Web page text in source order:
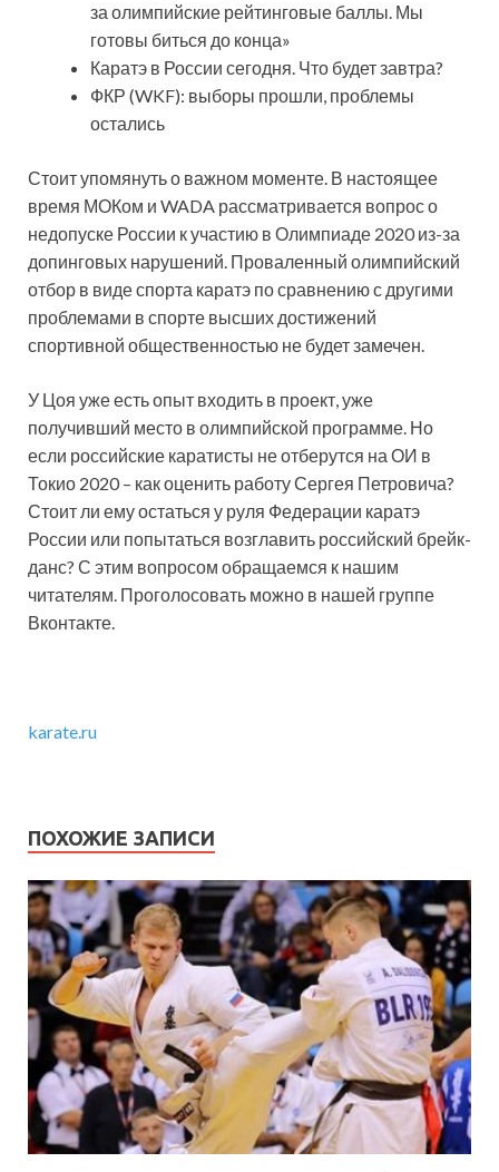
за олимпийские рейтинговые баллы. Мы
готовы биться до конца»
Каратэ в России сегодня. Что будет завтра?
ФКР (WKF): выборы прошли, проблемы
остались
Стоит упомянуть о важном моменте. В настоящее
время МОКом и WADA рассматривается вопрос о
недопуске России к участию в Олимпиаде 2020 из-за
допинговых нарушений. Проваленный олимпийский
отбор в виде спорта каратэ по сравнению с другими
проблемами в спорте высших достижений
спортивной общественностью не будет замечен.
У Цоя уже есть опыт входить в проект, уже
получивший место в олимпийской программе. Но
если российские каратисты не отберутся на ОИ в
Токио 2020 – как оценить работу Сергея Петровича?
Стоит ли ему остаться у руля Федерации каратэ
России или попытаться возглавить российский брейк-
данс? С этим вопросом обращаемся к нашим
читателям. Проголосовать можно в нашей группе
Вконтакте.
karate.ru
ПОХОЖИЕ ЗАПИСИ